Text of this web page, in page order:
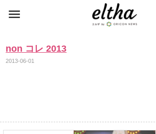
non コレ 2013
2013-06-01